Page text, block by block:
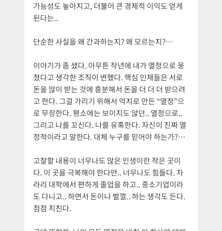
가능성도 높아지고, 더불어 큰 경제적 이익도 얻게
된다는..
단순한 사실을 왜 간과하는지? 왜 모르는지?…
이야기가 좀 샜다. 아무튼 작년에 내가 열정으로 뭉
쳤다고 생각한 조직이 변했다. 핵심 인재들은 서로
돈을 많이 받는 것에 흥분해서 돈을 더 더 더 받으려
고 한다. 그걸 가리기 위해서 억지로 만든 “열정”으
로 무장한다. 평소에는 보이지도 않던.. 열정으로..
그리고 나를 꼬신다. 나를 유혹한다. 자신이 진짜 열
정적이라고 말한다. 대체 누구를 믿어야 하는가?…
고찰할 내용이 너무나도 많은 인생이란 작은 곳이
다. 이 곳을 극복해야 한다만.. 너무나도 힘들다. 차
라리 대학에서 편하게 졸업을 하고.. 중소기업이라
도 다니고.. 하면서 돈이나 벌껄.. 하는 생각도 든다.
점점 지친다.